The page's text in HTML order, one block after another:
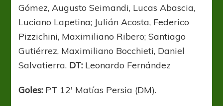
Gómez, Augusto Seimandi, Lucas Abascia,
Luciano Lapetina; Julián Acosta, Federico
Pizzichini, Maximiliano Ribero; Santiago
Gutiérrez, Maximiliano Bocchieti, Daniel
Salvatierra. DT: Leonardo Fernández
Goles: PT 12′ Matías Persia (DM).